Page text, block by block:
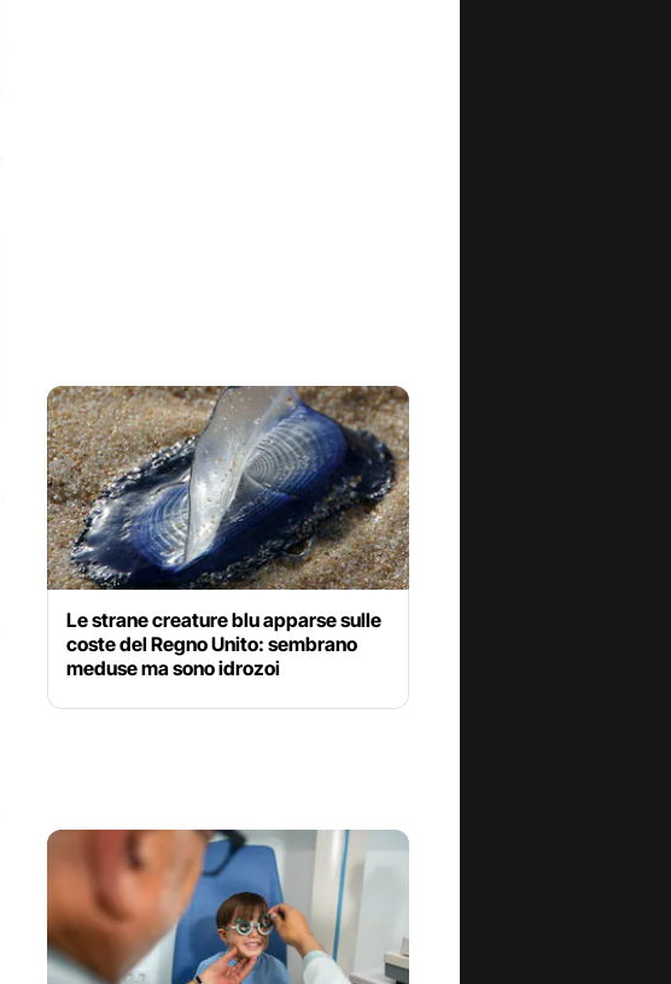
Le strane creature blu apparse sulle
coste del Regno Unito: sembrano
meduse ma sono idrozoi